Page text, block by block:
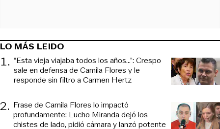
LO MÁS LEIDO
1. “Esta vieja viajaba todos los años...”: Crespo
sale en defensa de Camila Flores y le
responde sin filtro a Carmen Hertz
2. Frase de Camila Flores lo impactó
profundamente: Lucho Miranda dejó los
chistes de lado, pidió cámara y lanzó potente